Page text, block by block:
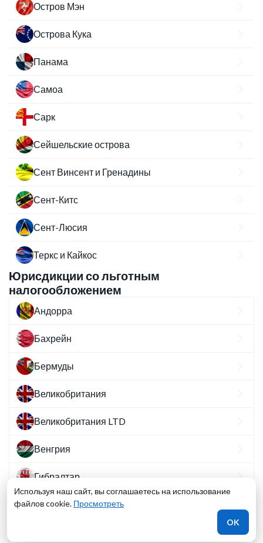
Остров Мэн
Острова Кука
Панама
Самоа
Сарк
Сейшельские острова
Сент Винсент и Гренадины
Сент-Китс
Сент-Люсия
Теркс и Кайкос
Юрисдикции со льготным
налогообложением
Андорра
Бахрейн
Бермуды
Великобритания
Великобритания LTD
Венгрия
Гибралтар
Гонконг
Используя наш сайт, вы соглашаетесь на использование
файлов cookie. Просмотреть
OK